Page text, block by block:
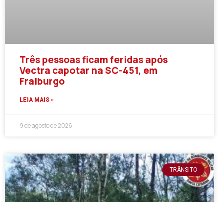
Três pessoas ficam feridas após
Vectra capotar na SC-451, em
Fraiburgo
LEIA MAIS »
9 de agosto de 2026
TRÂNSITO